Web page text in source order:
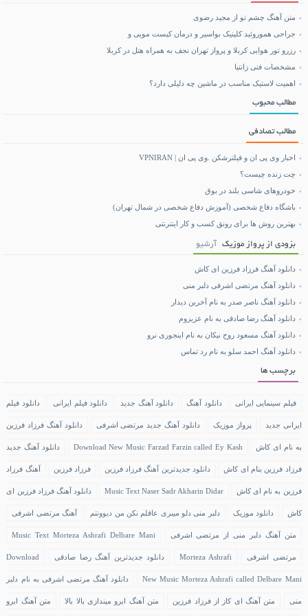
متن آهنگ چشم تو از مجید رضوی
جراحی هموروئید کلینیک بواسیر و درمان کیست مویی و
رزرو تور هوایی کربلا و پرواز تهران نجف به همراه هتل در کربلا
مشخصات فنی زانتیا
اهمیت لاستیک مناسب در ماشین چه دلیلی دارد؟
مطالب محبوب
مطالب تصادفی
اخبار وی پی ان و فیلترشکن .وی پی ان | VPNIRAN
چت زنده چیست؟
خودروهای شاسی‌ بلند در بوق
باشگاه دفاع شخصی (آموزش دفاع شخصی در شمال تهران)
بهترین روش ها برای رونق کسب و کار اینترنتی
بزودی از پرواز موزیک آرشیو
دانلود آهنگ فرزاد فرزین ای کاش
دانلود آهنگ مرتضی اشرفی دلبر منی
دانلود آهنگ ناصر صدر به نام آخرین دیدار
دانلود آهنگ رضا صادقی به نام عزیزوم
دانلود آهنگ مسعود روح نیکان به نام اینجوری نرو
دانلود آهنگ احمد سلو به نام رد تماس
برچسب ها
فیلم سینمایی ایرانی دانلود آهنگ دانلود آهنگ جدید دانلود فیلم ایرانی دانلود فیلم
ایرانی جدید پرواز موزیک دانلود آهنگ جدید مرتضی اشرفی دانلود آهنگ فرزاد فرزین
به نام ای کاش Download New Music Farzad Farzin called Ey Kash دانلود آهنگ جدید
فرزاد فرزین بنام ای کاش دانلود جدیدترین آهنگ فرزاد فرزین فرزاد فرزین آهنگ فرزاد
فرزین به نام ای کاش Music Text Naser Sadr Akharin Didar دانلود آهنگ فرزاد فرزین ای
کاش دانلود موزیک دلبر منی دلو میبری عاقلم نکن من دیوونتم آهنگ مرتضی اشرفی
متن آهنگ دلبر منی از مرتضی اشرفی Music Text Morteza Ashrafi Delbare Mani
مرتضی اشرفی Morteza Ashrafi دانلود جدیدترین آهنگ رضا صادقی Download
New Music Morteza Ashrafi called Delbare Mani دانلود آهنگ مرتضی اشرفی به نام دلبر
منی متن آهنگ ای کاز از فرزاد فرزین متن آهنگ ابرو میندازی بالا بالا متن آهنگ ابرو